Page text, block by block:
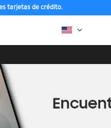
tarjetas de crédito.